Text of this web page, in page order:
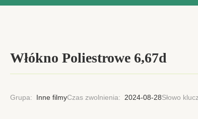
Włókno Poliestrowe 6,67d
Grupa: Inne filmyCzas zwolnienia: 2024-08-28Słowo